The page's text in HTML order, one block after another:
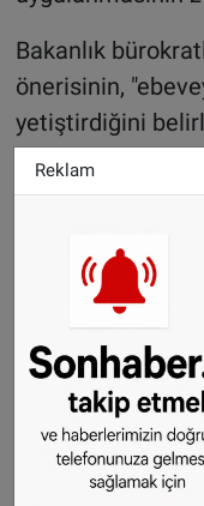
Bakanlık
önerisinin,
yetiştirdiğini
geldiğini"
gibi bazı temel
Ancak Hollanda
Wiersma, bu
Aksine, "radikal
yerlerde"
Wiersma, "uyum
söylediği hafta
Reklam